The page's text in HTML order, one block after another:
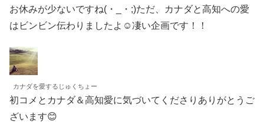
お休みが少ないですね(・_・;)ただ、カナダと高知への愛
はビンビン伝わりましたよ☺凄い企画です！！
カナダを愛するじゅくちょー
初コメとカナダ＆高知愛に気づいてくださりありがとうご
ざいます😊